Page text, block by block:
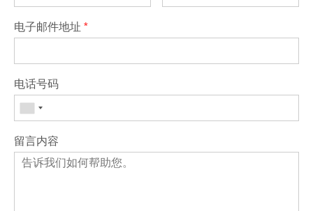
电子邮件地址*
电话号码
留言内容